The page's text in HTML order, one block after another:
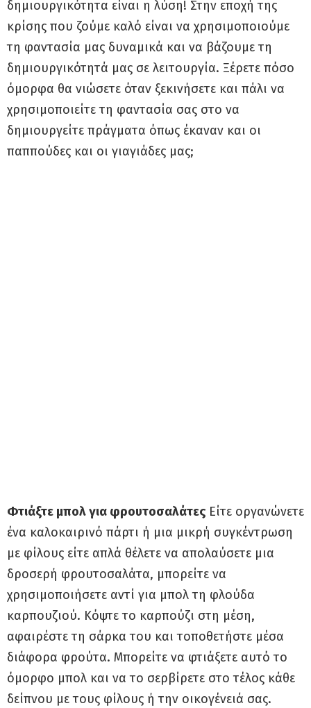
δημιουργικότητα είναι η λύση! Στην εποχή της
κρίσης που ζούμε καλό είναι να χρησιμοποιούμε
τη φαντασία μας δυναμικά και να βάζουμε τη
δημιουργικότητά μας σε λειτουργία. Ξέρετε πόσο
όμορφα θα νιώσετε όταν ξεκινήσετε και πάλι να
χρησιμοποιείτε τη φαντασία σας στο να
δημιουργείτε πράγματα όπως έκαναν και οι
παππούδες και οι γιαγιάδες μας;
Φτιάξτε μπολ για φρουτοσαλάτεςΕίτε οργανώνετε
ένα καλοκαιρινό πάρτι ή μια μικρή συγκέντρωση
με φίλους είτε απλά θέλετε να απολαύσετε μια
δροσερή φρουτοσαλάτα, μπορείτε να
χρησιμοποιήσετε αντί για μπολ τη φλούδα
καρπουζιού. Κόψτε το καρπούζι στη μέση,
αφαιρέστε τη σάρκα του και τοποθετήστε μέσα
διάφορα φρούτα. Μπορείτε να φτιάξετε αυτό το
όμορφο μπολ και να το σερβίρετε στο τέλος κάθε
δείπνου με τους φίλους ή την οικογένειά σας.